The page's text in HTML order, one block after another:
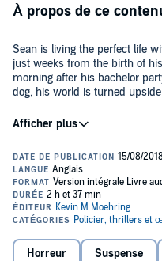
À propos de ce
Sean is living the perfect life
just weeks from the birth of
morning after his bachelor
dog, his world is turned
Throughout the course of
©2017 Kevin M. Moehring
Horreur Suspense